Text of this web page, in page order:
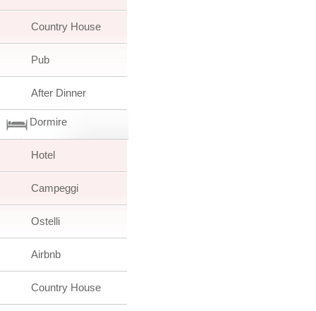
Country House
Pub
After Dinner
Dormire
Hotel
Campeggi
Ostelli
Airbnb
Country House